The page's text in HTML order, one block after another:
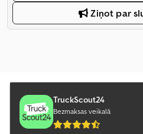
Ziņot par
TruckScout24
Bezmaksas veikalā